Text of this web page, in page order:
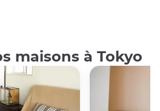
maisons à Tokyo